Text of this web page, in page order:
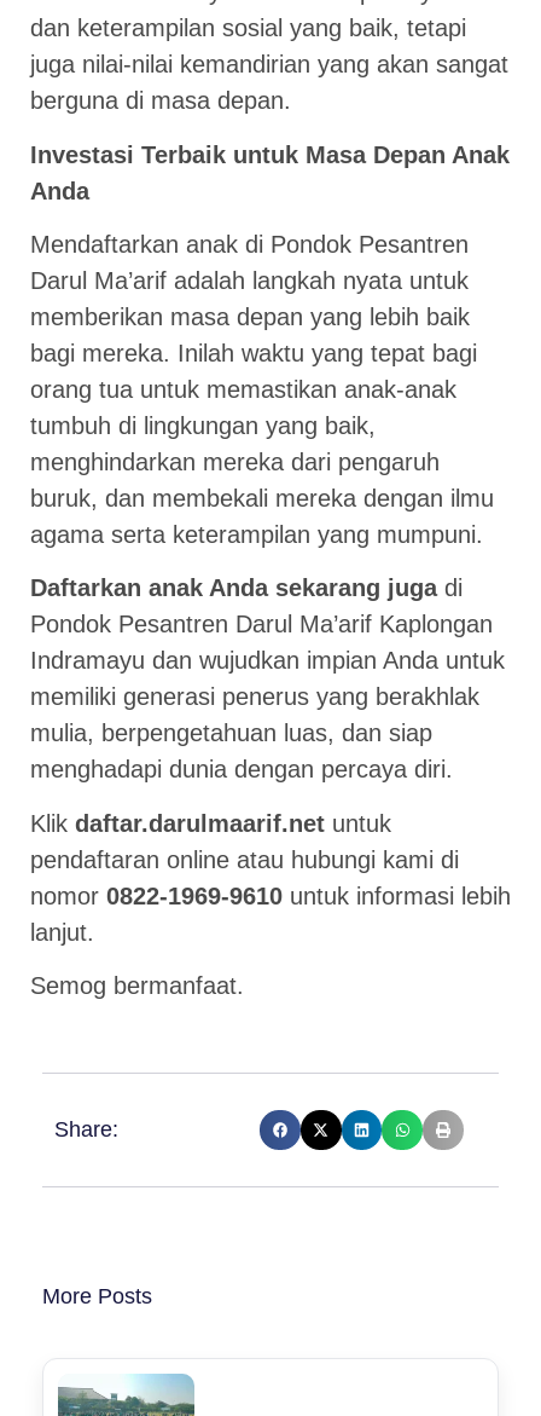
dan keterampilan sosial yang baik, tetapi
juga nilai-nilai kemandirian yang akan sangat
berguna di masa depan.
Investasi Terbaik untuk Masa Depan Anak
Anda
Mendaftarkan anak di Pondok Pesantren
Darul Ma’arif adalah langkah nyata untuk
memberikan masa depan yang lebih baik
bagi mereka. Inilah waktu yang tepat bagi
orang tua untuk memastikan anak-anak
tumbuh di lingkungan yang baik,
menghindarkan mereka dari pengaruh
buruk, dan membekali mereka dengan ilmu
agama serta keterampilan yang mumpuni.
Daftarkan anak Anda sekarang jugadi
Pondok Pesantren Darul Ma’arif Kaplongan
Indramayu dan wujudkan impian Anda untuk
memiliki generasi penerus yang berakhlak
mulia, berpengetahuan luas, dan siap
menghadapi dunia dengan percaya diri.
Klik daftar.darulmaarif.net untuk
pendaftaran online atau hubungi kami di
nomor 0822-1969-9610 untuk informasi lebih
lanjut.
Semog bermanfaat.
Share:
More Posts